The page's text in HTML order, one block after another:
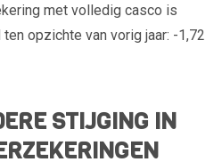
met volledig casco is
opzichte van vorig jaar: -1,72
STIJGING IN